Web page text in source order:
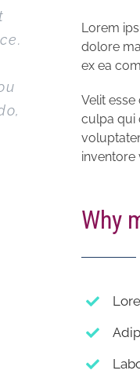
Lorem
dolore
ex ea
Velit
culpa qui
inventore
Why